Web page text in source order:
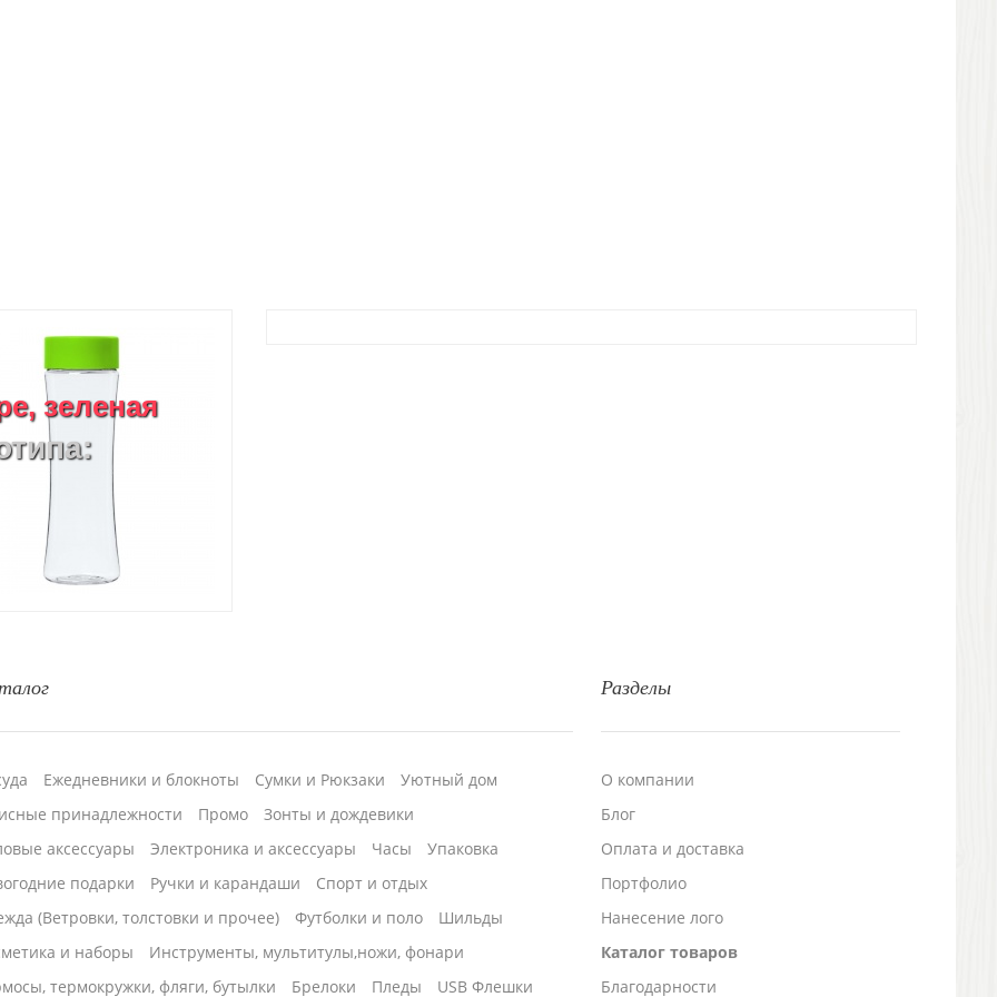
зеленая
Разделы
О компании
Блог
Оплата и доставка
Портфолио
Нанесение лого
Каталог товаров
Благодарности
Ежедневники и блокноты Сумки и Рюкзаки
Уютный дом
принадлежности
Промо
Зонты и дождевики
аксессуары
Электроника и аксессуары Часы
Упаковка
подарки
Ручки и карандаши
Спорт и отдых
(Ветровки, толстовки и прочее)
Футболки и поло
Шильды
и наборы
Инструменты, мультитулы,ножи, фонари
термокружки, фляги, бутылки
Брелоки Пледы USB Флешки